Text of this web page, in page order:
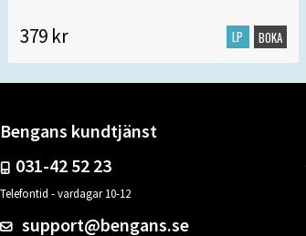
379 kr LP BOKA
Bengans kundtjänst
031-42 52 23
Telefontid - vardagar 10-12
support@bengans.se